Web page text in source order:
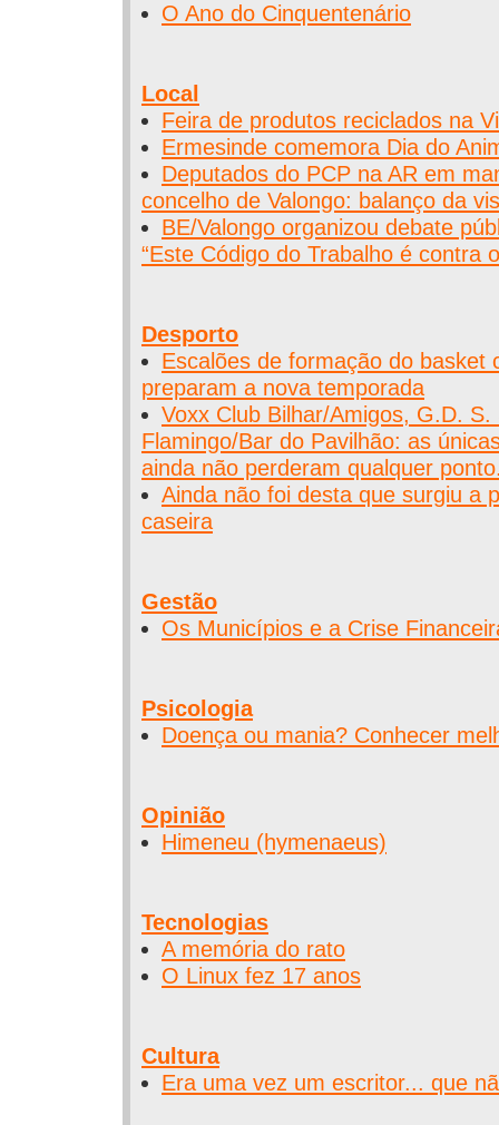
O Ano do Cinquentenário
Local
Feira de produtos reciclados na
Ermesinde comemora Dia do
Deputados do PCP na AR em
concelho de Valongo: balanço da
BE/Valongo organizou debate
“Este Código do Trabalho é contra
Desporto
Escalões de formação do basket
preparam a nova temporada
Voxx Club Bilhar/Amigos, G.D. S.
Flamingo/Bar do Pavilhão: as
ainda não perderam qualquer
Ainda não foi desta que surgiu a
caseira
Gestão
Os Municípios e a Crise
Psicologia
Doença ou mania? Conhecer
Opinião
Himeneu (hymenaeus)
Tecnologias
A memória do rato
O Linux fez 17 anos
Cultura
Era uma vez um escritor... que